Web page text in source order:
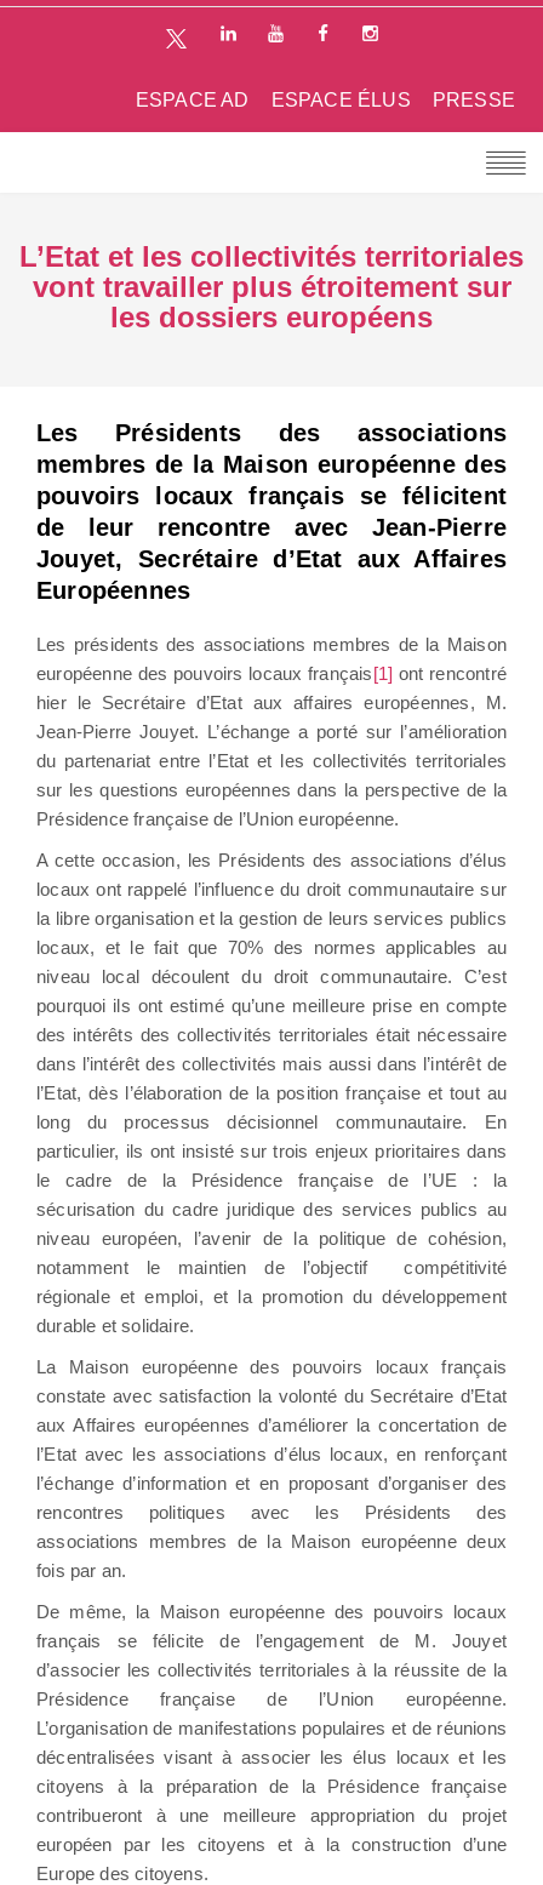
PRESSE
ESPACE ÉLUS
ESPACE AD
L’Etat et les collectivités territoriales
vont travailler plus étroitement sur
les dossiers européens
Les Présidents des associations
membres de la Maison européenne des
pouvoirs locaux français se félicitent
de leur rencontre avec Jean-Pierre
Jouyet, Secrétaire d’Etat aux Affaires
Européennes
Les présidents des associations membres de la Maison
européenne des pouvoirs locaux français[1] ont rencontré
hier le Secrétaire d’Etat aux affaires européennes, M.
Jean-Pierre Jouyet. L’échange a porté sur l’amélioration
du partenariat entre l’Etat et les collectivités territoriales
sur les questions européennes dans la perspective de la
Présidence française de l’Union européenne.
A cette occasion, les Présidents des associations d’élus
locaux ont rappelé l’influence du droit communautaire sur
la libre organisation et la gestion de leurs services publics
locaux, et le fait que 70% des normes applicables au
niveau local découlent du droit communautaire. C’est
pourquoi ils ont estimé qu’une meilleure prise en compte
des intérêts des collectivités territoriales était nécessaire
dans l’intérêt des collectivités mais aussi dans l’intérêt de
l’Etat, dès l’élaboration de la position française et tout au
long du processus décisionnel communautaire. En
particulier, ils ont insisté sur trois enjeux prioritaires dans
le cadre de la Présidence française de l’UE : la
sécurisation du cadre juridique des services publics au
niveau européen, l’avenir de la politique de cohésion,
notamment le maintien de l’objectif
compétitivité
régionale et emploi, et la promotion du développement
durable et solidaire.
La Maison européenne des pouvoirs locaux français
constate avec satisfaction la volonté du Secrétaire d’Etat
aux Affaires européennes d’améliorer la concertation de
l’Etat avec les associations d’élus locaux, en renforçant
l’échange d’information et en proposant d’organiser des
rencontres politiques avec les Présidents des
associations membres de la Maison européenne deux
fois par an.
De même, la Maison européenne des pouvoirs locaux
français se félicite de l’engagement de M. Jouyet
d’associer les collectivités territoriales à la réussite de la
Présidence française de l’Union européenne.
L’organisation de manifestations populaires et de réunions
décentralisées visant à associer les élus locaux et les
citoyens à la préparation de la Présidence française
contribueront à une meilleure appropriation du projet
européen par les citoyens et à la construction d’une
Europe des citoyens.